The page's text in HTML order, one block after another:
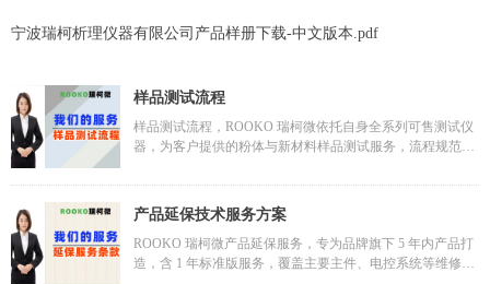
样品测试流程
样品测试流程，ROOKO 瑞柯微依托自身全系列可售测试仪
器，为客户提供的粉体与新材料样品测试服务，流程规范且
测试前，客户可通过多渠道咨询，专属顾问结合其需求与样
品特性（如粉体、半导体材料等），依据公司粉体 / 颗粒测
试、材料电性能测试等仪器能力，提供方案与费用预估。确
认需求后签订合同，客户完成付款可申请开具票据，流程便
捷透明。
产品延保技术服务方案
ROOKO 瑞柯微产品延保服务，专为品牌旗下 5 年内产品打
造，含 1 年标准版服务，覆盖主要主件、电控系统等维修更
宁波瑞柯析理仪器有限公司产品样册下载-中文版本.pdf